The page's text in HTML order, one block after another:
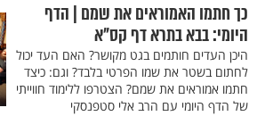
כך חתמו האמוראים את שמם | הדף
היומי: בבא בתרא דף קס"א
היכן העדים חותמים בגט מקושר? האם העד יכול
לחתום בשטר את שמו הפרטי בלבד? וגם: כיצד
חתמו אמוראים את שמם? הצטרפו ללימוד חווייתי
של הדף היומי עם הרב אלי סטפנסקי